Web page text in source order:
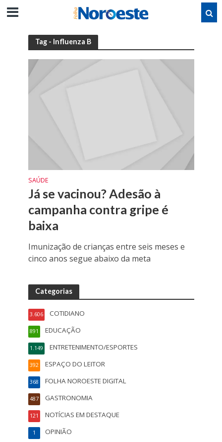
Tag - Influenza B
SAÚDE
Já se vacinou? Adesão à
campanha contra gripe é
baixa
Imunização de crianças entre seis meses e
cinco anos segue abaixo da meta
Categorias
COTIDIANO
3.606
EDUCAÇÃO
891
ENTRETENIMENTO/ESPORTES
1.149
ESPAÇO DO LEITOR
392
FOLHA NOROESTE DIGITAL
368
GASTRONOMIA
487
NOTÍCIAS EM DESTAQUE
121
OPINIÃO
1